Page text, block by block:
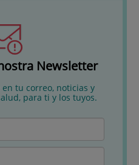
Newsletter
tu correo, noticias y
para ti y los tuyos.